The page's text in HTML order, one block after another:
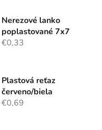
Nerezové lanko
poplastované 7x7
€0,33
Plastová reťaz
červeno/biela
€0,69